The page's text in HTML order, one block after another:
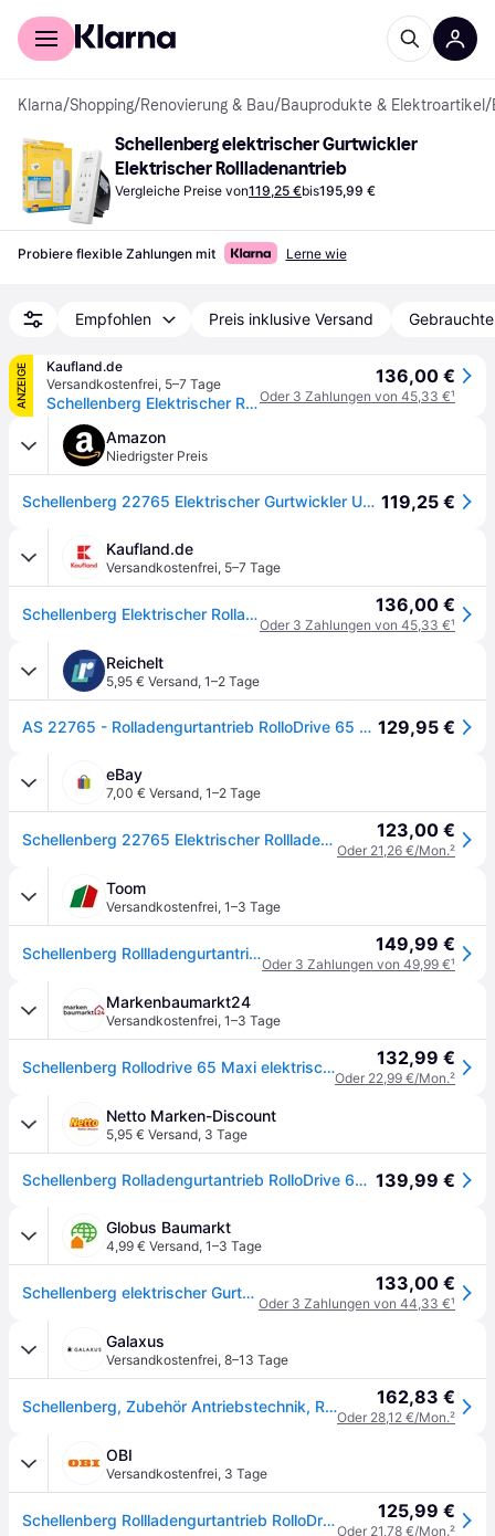
Für Shopper
Klarna/Shopping/Renovierung & Bau/Bauprodukte & Elektroartikel /
Schellenberg elektrischer Gurtwickler
Elektrischer Rollladenantrieb
Vergleiche Preise von119,25 €bis195,99 €
Probiere flexible Zahlungen mit Lerne wie
Empfohlen Preis inklusive Versand
ANZEIGE
Kaufland.de
Versandkostenfrei, 5–7 Tage
Schellenberg Elektrischer Rolladen Gurtwickler Unterputz RolloDrive 65 Standard, Rolladengurtantrieb bis zu 6 m² Rolladenfläche für Rolladengurt mit 23 mm Breite, Zugkraft 45 kg, 22765
136,00 €
Oder 3 Zahlungen von 45,33 €¹
Amazon
Niedrigster Preis
Schellenberg 22765 Elektrischer Gurtwickler Unterputz RolloDrive 65 Standard, Rolladenantrieb bis 6 m² Rollladenfläche,für 23 mm Rolladen-Gurt, Zugkraft max. 45 kg, mit Zeitautomatik, Netzstecker 119,25 €
Kaufland.de
Versandkostenfrei, 5–7 Tage
Schellenberg Elektrischer Rolladen Gurtwickler Unterputz RolloDrive 65 Standard, Rolladengurtantrieb bis zu 6 m² Rolladenfläche für Rolladengurt mit 23 mm Breite, Zugkraft 45 kg, 22765 136,00 €
Oder 3 Zahlungen von 45,33 €¹
Reichelt
5,95 € Versand, 1–2 Tage
AS 22765 - Rolladengurtantrieb RolloDrive 65 Standard 129,95 €
eBay
7,00 € Versand, 1–2 Tage
Schellenberg 22765 Elektrischer Rollladenaufroller Weiß Rollodrive 65 Ovp 123,00 €
Oder 21,26 €/Mon.²
Toom
Versandkostenfrei, 1–3 Tage
Schellenberg Rollladengurtantrieb 'RD 65 Standard Maxi' 149,99 €
Oder 3 Zahlungen von 49,99 €¹
Markenbaumarkt24
Versandkostenfrei, 1–3 Tage
Schellenberg Rollodrive 65 Maxi elektrischer Gurtwickler max 6 m2 Fläche 132,99 €
Oder 22,99 €/Mon.²
Netto Marken-Discount
5,95 € Versand, 3 Tage
Schellenberg Rolladengurtantrieb RolloDrive 65 Standard 139,99 €
Globus Baumarkt
4,99 € Versand, 1–3 Tage
Schellenberg elektrischer Gurtwickler RolloDrive 65 Standard 133,00 €
Oder 3 Zahlungen von 44,33 €¹
Galaxus
Versandkostenfrei, 8–13 Tage
Schellenberg, Zubehör Antriebstechnik, Rollodrive 65 Maxi elektrischer Gurtwickler max 6 m² Fläche 162,83 €
Oder 28,12 €/Mon.²
OBI
Versandkostenfrei, 3 Tage
Schellenberg Rollladengurtantrieb RolloDrive 65 Standard 125,99 €
Oder 21,78 €/Mon.²